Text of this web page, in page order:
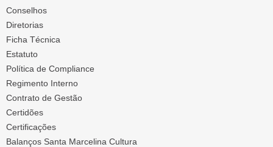
Conselhos
Diretorias
Ficha Técnica
Estatuto
Política de Compliance
Regimento Interno
Contrato de Gestão
Certidões
Certificações
Balanços Santa Marcelina Cultura